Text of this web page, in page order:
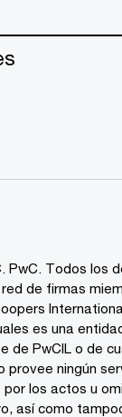
PwC. Todos los
de firmas
es una
de PwCIL o de
provee ningún
los actos u
así como